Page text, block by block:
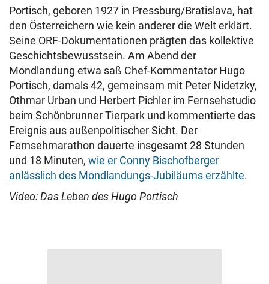
Portisch, geboren 1927 in Pressburg/Bratislava, hat
den Österreichern wie kein anderer die Welt erklärt.
Seine ORF-Dokumentationen prägten das kollektive
Geschichtsbewusstsein. Am Abend der
Mondlandung etwa saß Chef-Kommentator Hugo
Portisch, damals 42, gemeinsam mit Peter Nidetzky,
Othmar Urban und Herbert Pichler im Fernsehstudio
beim Schönbrunner Tierpark und kommentierte das
Ereignis aus außenpolitischer Sicht. Der
Fernsehmarathon dauerte insgesamt 28 Stunden
und 18 Minuten, wie er Conny Bischofberger
anlässlich des Mondlandungs-Jubiläums erzählte.
Video: Das Leben des Hugo Portisch